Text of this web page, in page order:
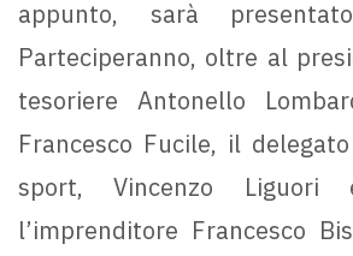
appunto, sarà
Parteciperanno, oltre al
tesoriere Antonello
Francesco Fucile, il
sport, Vincenzo Liguori
l’imprenditore Francesco